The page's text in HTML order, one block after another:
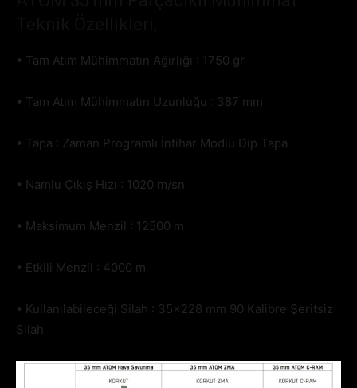
• Tam Atım Mühimmatın Ağırlığı : 1750 gr
• Tam Atım Mühimmatın Uzunluğu : 387 mm
• Tapa : Zaman Programlı İntihar Modlu Dip Tapa
• Namlu Çıkış Hızı : 1020 m/sn
• Maksimum Menzil : 12500 m
• Etkili Menzil : 4000 m
• Kullanılabileceği Silah : 35×228 mm 90 Kalibre Şeritsiz
Silah